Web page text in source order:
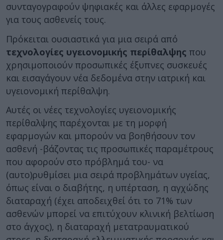
συνταγογραφούν ψηφιακές και άλλες εφαρμογές
για τους ασθενείς τους.
Πρόκειται ουσιαστικά για μια σειρά από
τεχνολογίες υγειονομικής περίθαλψης που
χρησιμοποιούν προσωπικές έξυπνες συσκευές
και εισαγάγουν νέα δεδομένα στην ιατρική και
υγειονομική περίθαλψη.
Αυτές οι νέες τεχνολογίες υγειονομικής
περίθαλψης παρέχονται με τη μορφή
εφαρμογών και μπορούν να βοηθήσουν τον
ασθενή -βάζοντας τις προσωπικές παραμέτρους
που αφορούν στο πρόβλημά του- να
(αυτο)ρυθμίσει μια σειρά προβλημάτων υγείας,
όπως είναι ο διαβήτης, η υπέρταση, η αγχώδης
διαταραχή (έχει αποδειχθεί ότι το 71% των
ασθενών μπορεί να επιτύχουν κλινική βελτίωση
στο άγχος), η διαταραχή μετατραυματικού